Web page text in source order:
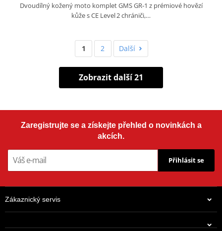
Dvoudílný kožený moto komplet GMS GR‑1 z prémiové hovězí
kůže s CE Level 2 chrániči,…
1 2 Další
Zobrazit další 21
Zaregistrujte se a získejte přehled o novinkách a
akcích.
Přihlásit se
Zákaznický servis